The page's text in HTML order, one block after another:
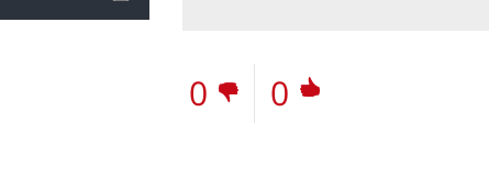
0
0